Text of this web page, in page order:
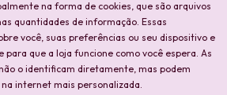
na forma de cookies, que são arquivos
quantidades de informação. Essas
você, suas preferências ou seu dispositivo e
para que a loja funcione como você espera. As
o identificam diretamente, mas podem
internet mais personalizada.